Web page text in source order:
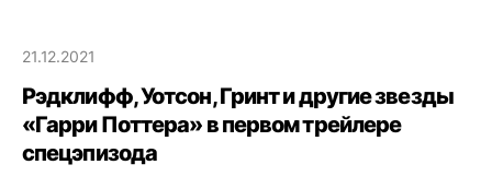
21.12.2021
Рэдклифф, Уотсон, Гринт и другие звезды
«Гарри Поттера» в первом трейлере
спецэпизода